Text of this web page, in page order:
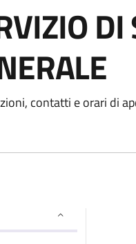
DI
contatti e orari di